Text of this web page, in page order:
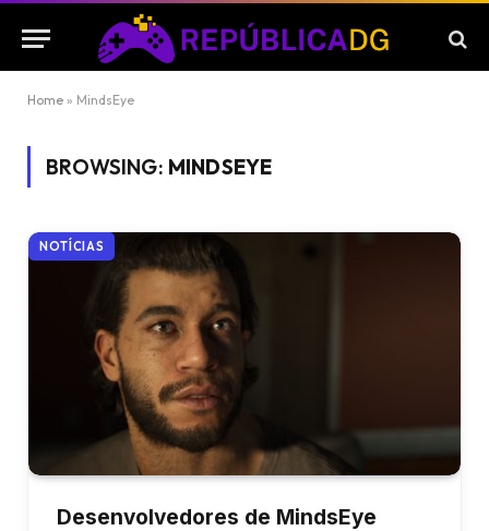
Home » MindsEye
BROWSING: MINDSEYE
NOTÍCIAS
Desenvolvedores de MindsEye